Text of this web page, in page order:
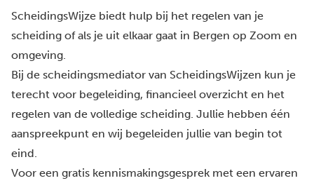
ScheidingsWijze biedt hulp bij het regelen van je
scheiding of als je uit elkaar gaat in Bergen op Zoom en
omgeving.
Bij de scheidingsmediator van ScheidingsWijzen kun je
terecht voor begeleiding, financieel overzicht en het
regelen van de volledige scheiding. Jullie hebben één
aanspreekpunt en wij begeleiden jullie van begin tot
eind.
Voor een gratis kennismakingsgesprek met een ervaren